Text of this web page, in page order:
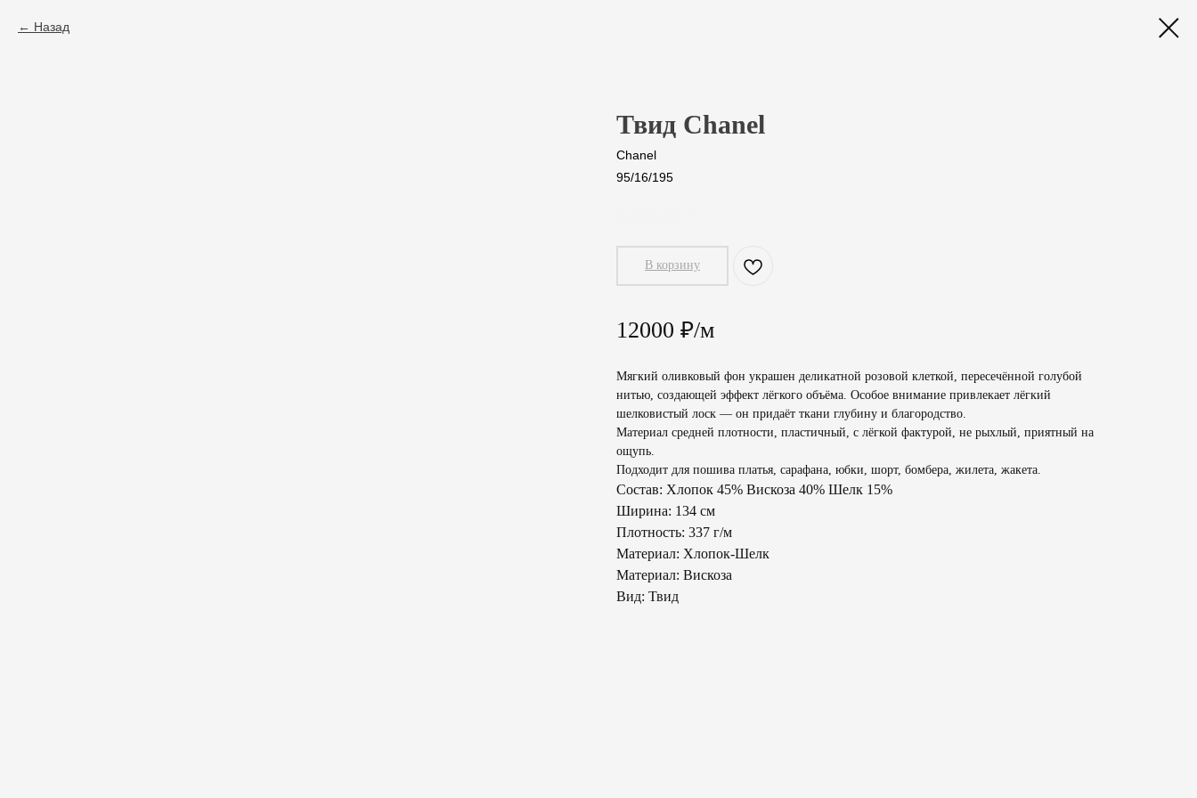
Назад
Твид Chanel
Chanel
95/16/195
В корзину
12000 ₽/м
Мягкий оливковый фон украшен деликатной розовой клеткой, пересечённой голубой
нитью, создающей эффект лёгкого объёма. Особое внимание привлекает лёгкий
шелковистый лоск — он придаёт ткани глубину и благородство.
Материал средней плотности, пластичный, с лёгкой фактурой, не рыхлый, приятный на
ощупь.
Подходит для пошива платья, сарафана, юбки, шорт, бомбера, жилета, жакета.
Состав: Хлопок 45% Вискоза 40% Шелк 15%
Ширина: 134 см
Плотность: 337 г/м
Материал: Хлопок-Шелк
Материал: Вискоза
Вид: Твид